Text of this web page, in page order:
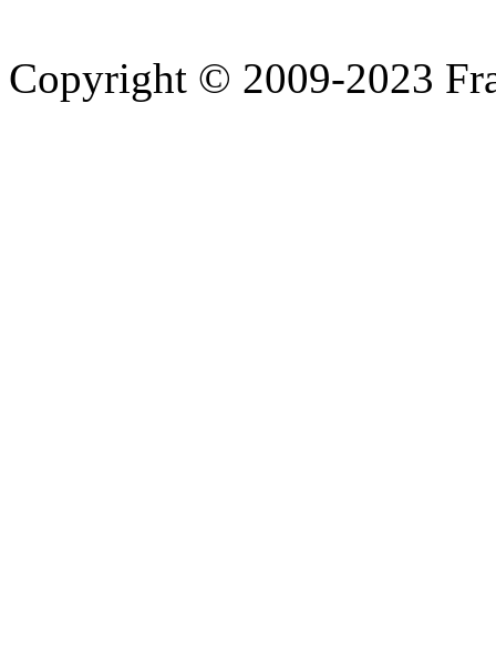
Copyright © 2009-2023